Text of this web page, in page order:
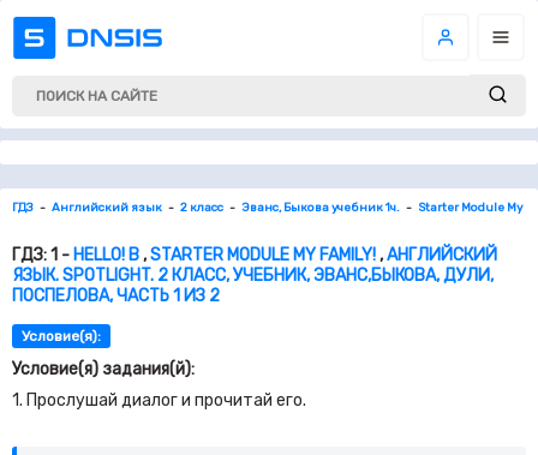
ГДЗ Английский язык 2 класс Эванс, Быкова учебник 1ч. Starter Module My
ГДЗ: 1 - HELLO! B,STARTER MODULE MY FAMILY!,АНГЛИЙСКИЙ
ЯЗЫК. SPOTLIGHT. 2 КЛАСС, УЧЕБНИК, ЭВАНС,БЫКОВА, ДУЛИ,
ПОСПЕЛОВА, ЧАСТЬ 1 ИЗ 2
Условие(я):
Условие(я) задания(й):
1. Прослушай диалог и прочитай его.